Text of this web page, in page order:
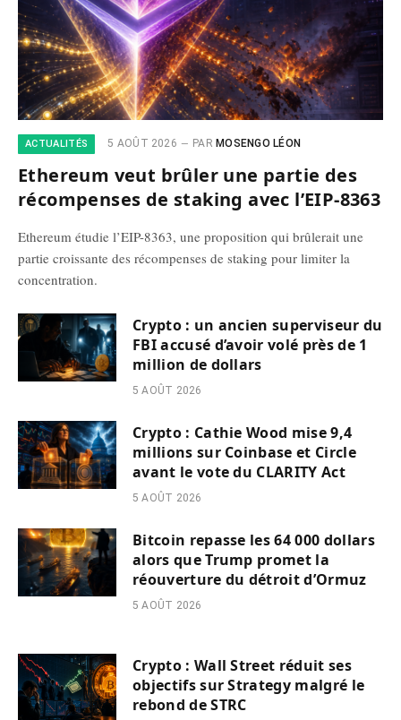
ACTUALITÉS 5 AOÛT 2026 PAR MOSENGO LÉON
Ethereum veut brûler une partie des
récompenses de staking avec l’EIP-8363
Ethereum étudie l’EIP-8363, une proposition qui brûlerait une
partie croissante des récompenses de staking pour limiter la
concentration.
Crypto : un ancien superviseur du
FBI accusé d’avoir volé près de 1
million de dollars
5 AOÛT 2026
Crypto : Cathie Wood mise 9,4
millions sur Coinbase et Circle
avant le vote du CLARITY Act
5 AOÛT 2026
Bitcoin repasse les 64 000 dollars
alors que Trump promet la
réouverture du détroit d’Ormuz
5 AOÛT 2026
Crypto : Wall Street réduit ses
objectifs sur Strategy malgré le
rebond de STRC